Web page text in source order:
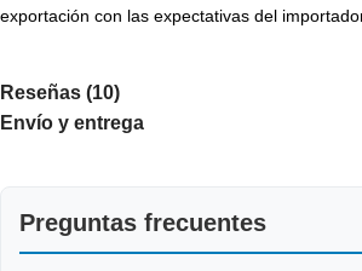
exportación con las expectativas del
Reseñas (10)
Envío y entrega
Preguntas frecuentes